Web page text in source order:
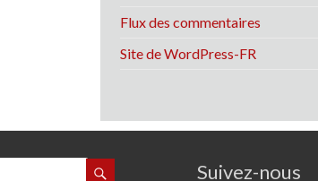
Flux des commentaires
Site de WordPress-FR
Suivez-nous